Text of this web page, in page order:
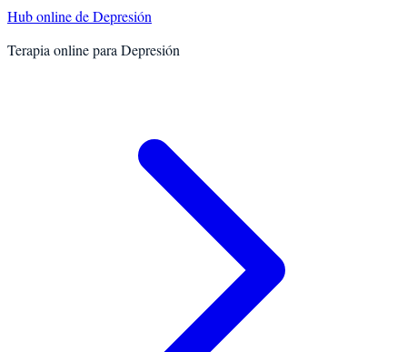
Hub online deDepresión
Terapia online para Depresión